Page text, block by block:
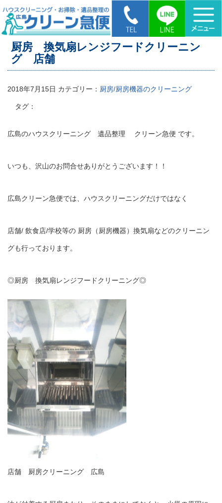
HOME > 厨房 換気扇レンジフードクリーニング 店舗
厨房 換気扇レンジフードクリーニン
グ 店舗
2018年7月15日 カテゴリー： 厨房/厨房機器のクリーニング
タグ：
広島のハウスクリーニング 遺品整理 クリーン急便 です。
いつも、沢山のお問合せありがとうございます！！
広島クリーン急便では、ハウスクリーニングだけではなく
店舗/ 飲食店/学校等の 厨房（厨房機器）換気扇などのクリーニン
グも行っております。
◎厨房 換気扇レンジフードクリーニング◎
店舗 厨房クリーニング 広島